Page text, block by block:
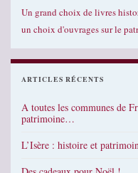
Un grand choix de livres
un choix d'ouvrages sur le
ARTICLES RÉCENTS
A toutes les communes de
patrimoine…
L’Isère : histoire et